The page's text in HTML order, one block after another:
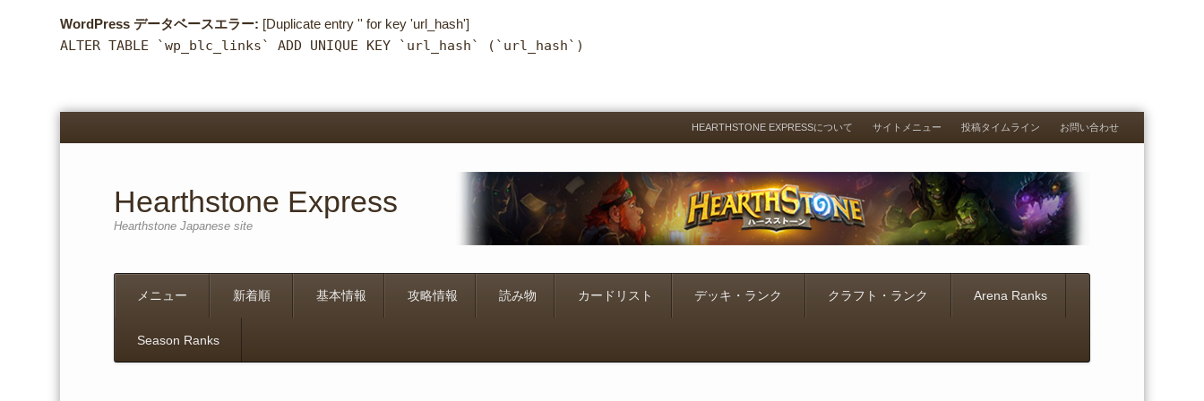
WordPress データベースエラー: [Duplicate entry '' for key 'url_hash']
ALTER TABLE `wp_blc_links` ADD UNIQUE KEY `url_hash` (`url_hash`)
Menu
Skip
to
HEARTHSTONE EXPRESSについて サイトメニュー 投稿タイムライン お問い合わせ
Hearthstone Express
Hearthstone Japanese site
メニュー 新着順 基本情報 攻略情報 読み物 カードリスト デッキ・ランク クラフト・ランク Arena Ranks
Season Ranks